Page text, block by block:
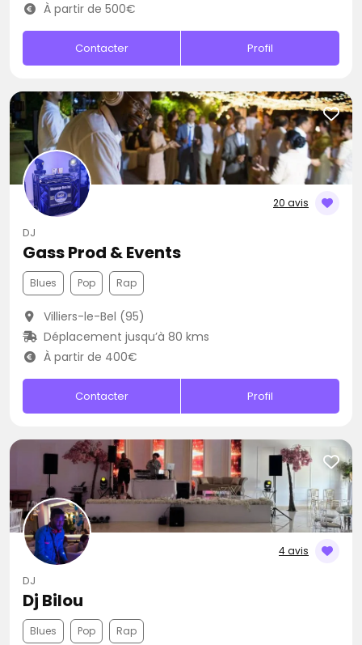
À partir de 500€
Contacter Profil
20 avis
DJ
Gass Prod & Events
Blues Pop Rap
Villiers-le-Bel (95)
Déplacement jusqu’à 80 kms
À partir de 400€
Contacter Profil
4 avis
DJ
Dj Bilou
Blues Pop Rap